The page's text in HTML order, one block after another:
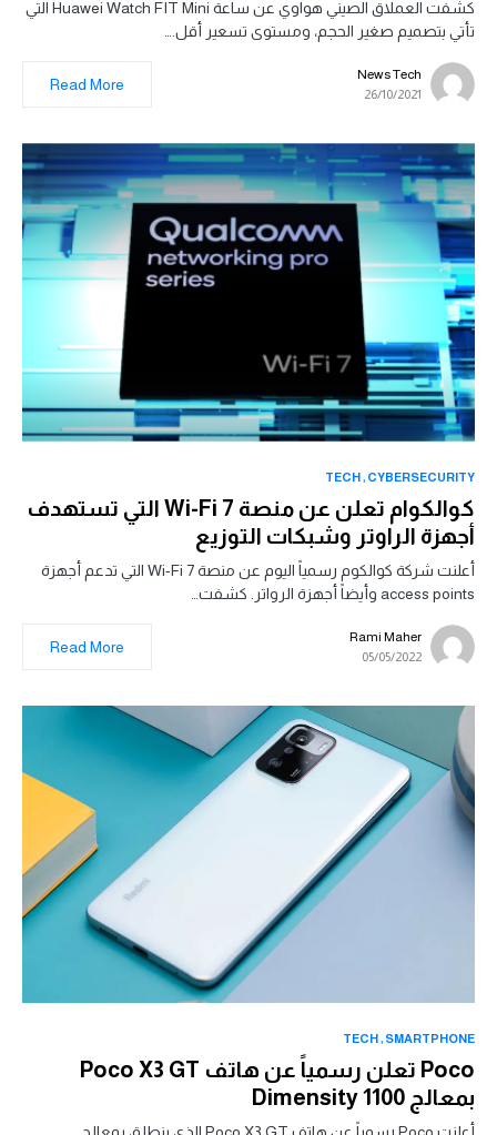
كشفت العملاق الصيني هواوي عن ساعة Huawei Watch FIT Mini التي
تأتي بتصميم صغير الحجم، ومستوى تسعير أقل.…
News Tech
26/10/2021
Read More
CYBERSECURITY
TECH
كوالكوام تعلن عن منصة Wi-Fi 7 التي تستهدف
أجهزة الراوتر وشبكات التوزيع
أعلنت شركة كوالكوم رسمياً اليوم عن منصة Wi-Fi 7 التي تدعم أجهزة
access points وأيضاً أجهزة الرواتر. كشفت…
Rami Maher
05/05/2022
Read More
SMARTPHONE
TECH
Poco تعلن رسمياً عن هاتف Poco X3 GT
بمعالج Dimensity 1100